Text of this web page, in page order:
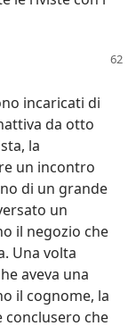
incaricati di
da otto
la
un incontro
di un grande
un
il negozio che
Una volta
aveva una
il cognome, la
conclusero che